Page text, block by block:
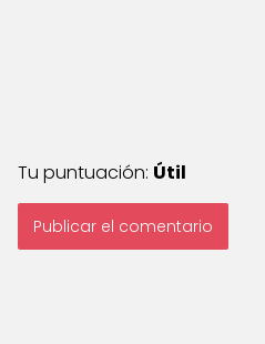
Tu puntuación: Útil